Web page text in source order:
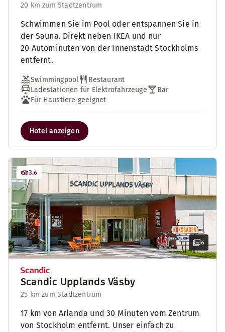
20 km zum Stadtzentrum
Schwimmen Sie im Pool oder entspannen Sie in
der Sauna. Direkt neben IKEA und nur
20 Autominuten von der Innenstadt Stockholms
entfernt.
Swimmingpool
Restaurant
Ladestationen für Elektrofahrzeuge
Bar
Für Haustiere geeignet
Hotel anzeigen
6
3.6
Scandic Upplands Väsby
25 km zum Stadtzentrum
17 km von Arlanda und 30 Minuten vom Zentrum
von Stockholm entfernt. Unser einfach zu